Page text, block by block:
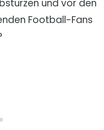
und vor den
Football-Fans